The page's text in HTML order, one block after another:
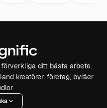
ditt bästa arbete.
kreatörer, företag, byråer